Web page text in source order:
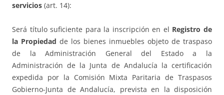
servicios (art. 14):
Será título suficiente para la inscripción en el Registro de
la Propiedad de los bienes inmuebles objeto de traspaso
de la Administración General del Estado a la
Administración de la Junta de Andalucía la certificación
expedida por la Comisión Mixta Paritaria de Traspasos
Gobierno-Junta de Andalucía, prevista en la disposición